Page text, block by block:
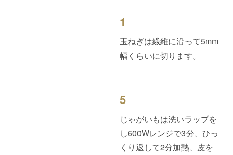
1
玉ねぎは繊維に沿って5mm
幅くらいに切ります。
5
じゃがいもは洗いラップを
し600Wレンジで3分、ひっ
くり返して2分加熱、皮を